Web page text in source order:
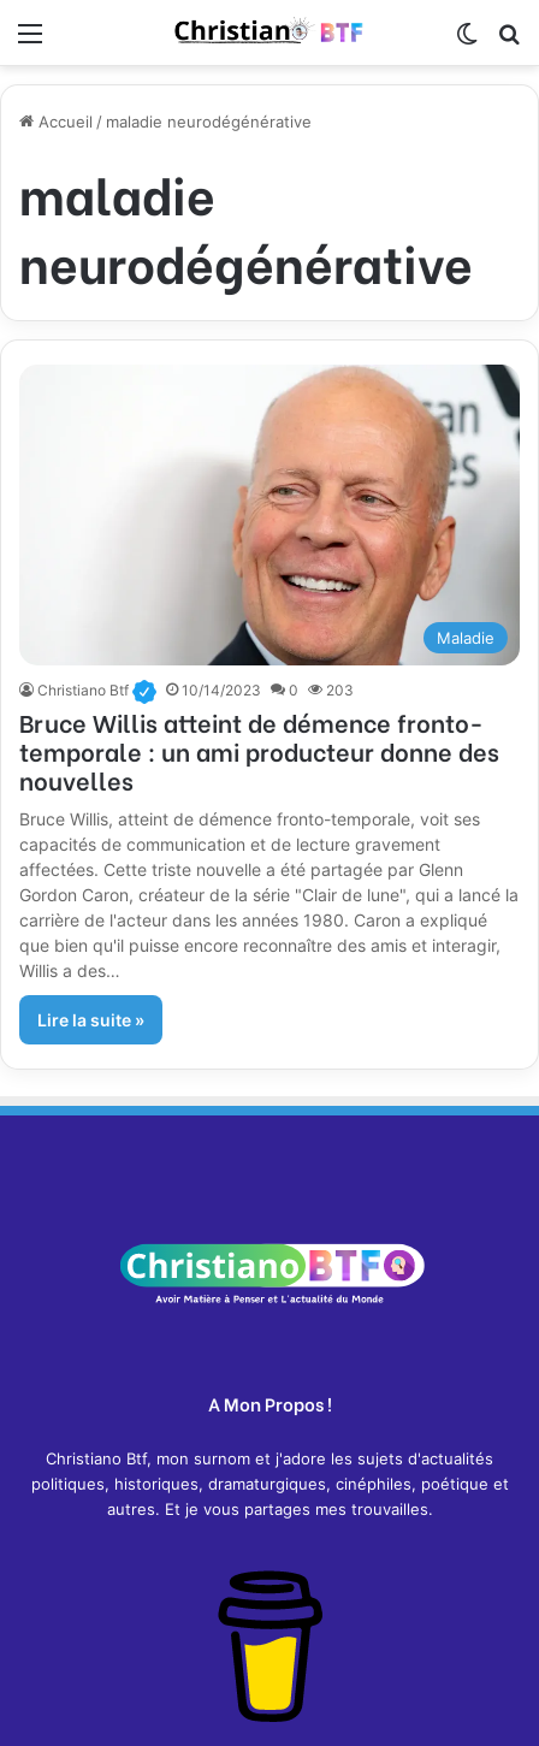
Accueil / maladie neurodégénérative
maladie
neurodégénérative
Maladie
Christiano Btf 10/14/2023 0 203
Bruce Willis atteint de démence fronto-
temporale : un ami producteur donne des
nouvelles
Bruce Willis, atteint de démence fronto-temporale, voit ses
capacités de communication et de lecture gravement
affectées. Cette triste nouvelle a été partagée par Glenn
Gordon Caron, créateur de la série "Clair de lune", qui a lancé la
carrière de l'acteur dans les années 1980. Caron a expliqué
que bien qu'il puisse encore reconnaître des amis et interagir,
Willis a des…
Lire la suite »
A Mon Propos !
Christiano Btf, mon surnom et j'adore les sujets d'actualités
politiques, historiques, dramaturgiques, cinéphiles, poétique et
autres. Et je vous partages mes trouvailles.